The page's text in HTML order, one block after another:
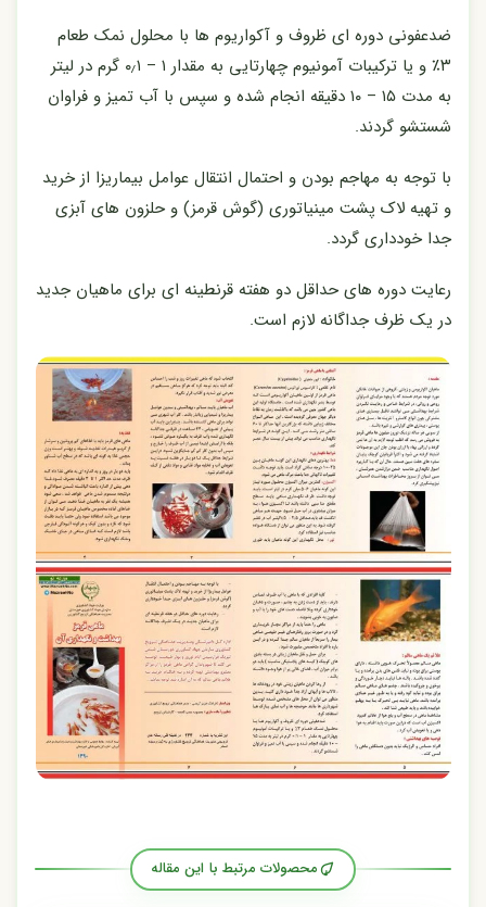
ضدعفونی دوره ای ظروف و آکواریوم ها با محلول نمک طعام
۳٪ و یا ترکیبات آمونیوم چهارتایی به مقدار ۱ – ۰٫۱ گرم در لیتر
به مدت ۱۵ – ۱۰ دقیقه انجام شده و سپس با آب تمیز و فراوان
شستشو گردند.
با توجه به مهاجم بودن و احتمال انتقال عوامل بیماریزا از خرید
و تهیه لاک پشت مینیاتوری (گوش قرمز) و حلزون های آبزی
جدا خودداری گردد.
رعایت دوره های حداقل دو هفته قرنطینه ای برای ماهیان جدید
در یک ظرف جداگانه لازم است.
محصولات مرتبط با این مقاله